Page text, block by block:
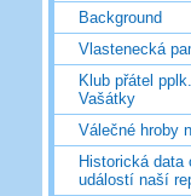
Background
Vlastenecká
Klub přátel
Vašátky
Válečné hroby
Historická data
událostí naší